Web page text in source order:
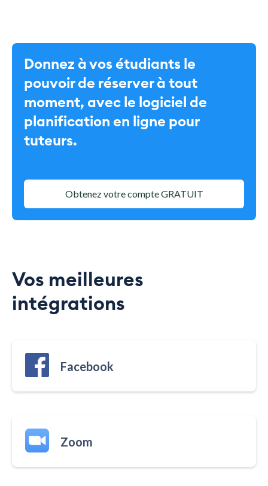
Donnez à vos étudiants le
pouvoir de réserver à tout
moment, avec le logiciel de
planification en ligne pour
tuteurs.
Obtenez votre compte GRATUIT
Vos meilleures
intégrations
Facebook
Zoom